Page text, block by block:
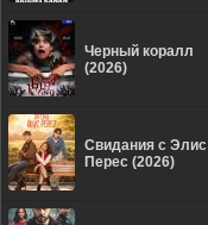
Черный коралл
(2026)
Свидания с Элис
Перес (2026)